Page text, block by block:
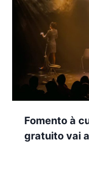
Fomento à
gratuito vai